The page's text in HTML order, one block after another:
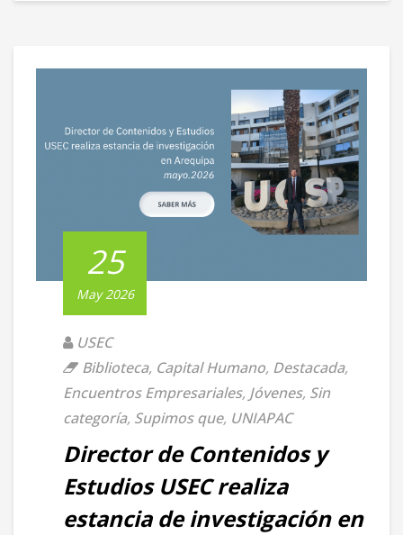
25
May 2026
USEC
Biblioteca, Capital Humano, Destacada,
Encuentros Empresariales, Jóvenes, Sin
categoría, Supimos que, UNIAPAC
Director de Contenidos y
Estudios USEC realiza
estancia de investigación en